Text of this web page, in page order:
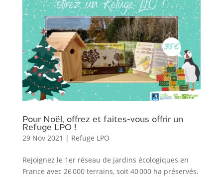
Pour Noël, offrez et faites-vous offrir un
Refuge LPO !
29 Nov 2021 | Refuge LPO
Rejoignez le 1er réseau de jardins écologiques en
France avec 26 000 terrains, soit 40 000 ha préservés.